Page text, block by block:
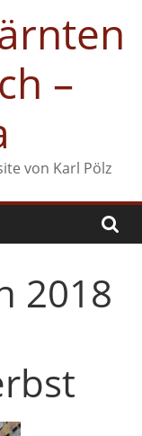
–
von Karl Pölz
2018